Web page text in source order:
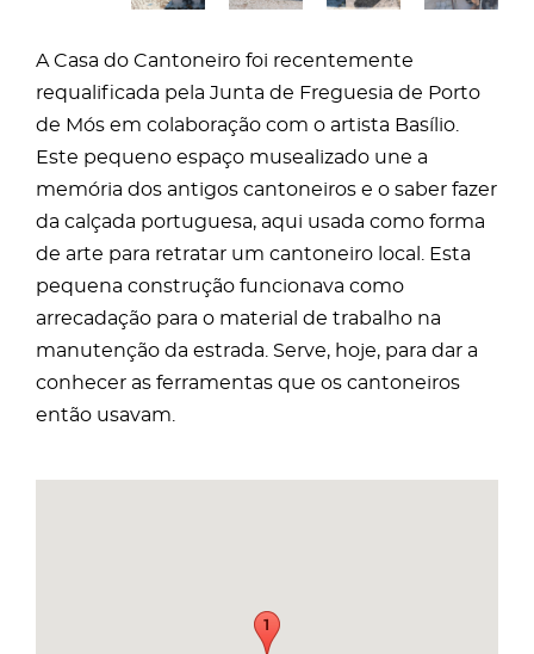
A Casa do Cantoneiro foi recentemente
requalificada pela Junta de Freguesia de Porto
de Mós em colaboração com o artista Basílio.
Este pequeno espaço musealizado une a
memória dos antigos cantoneiros e o saber fazer
da calçada portuguesa, aqui usada como forma
de arte para retratar um cantoneiro local. Esta
pequena construção funcionava como
arrecadação para o material de trabalho na
manutenção da estrada. Serve, hoje, para dar a
conhecer as ferramentas que os cantoneiros
então usavam.